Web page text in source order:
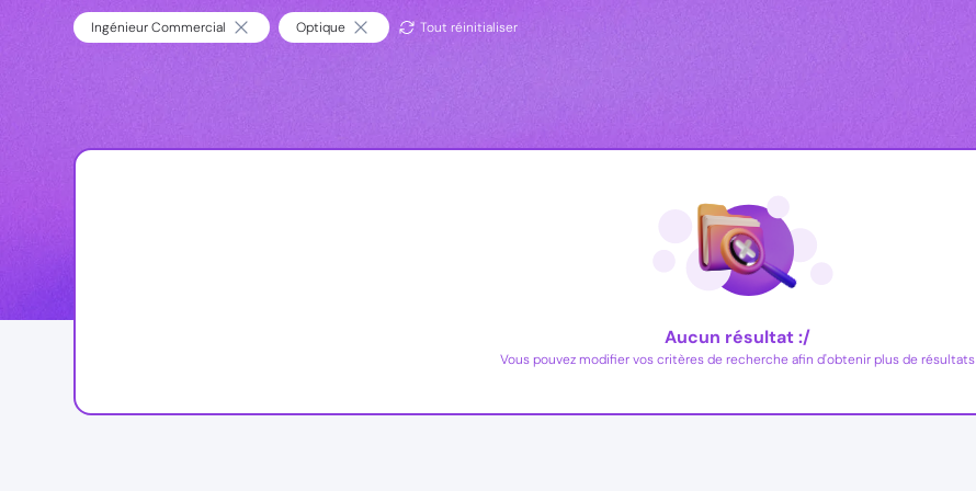
Ingénieur Commercial Optique Tout réinitialiser
Aucun résultat :/
Vous pouvez modifier vos critères de recherche afin d'obtenir plus de résultats